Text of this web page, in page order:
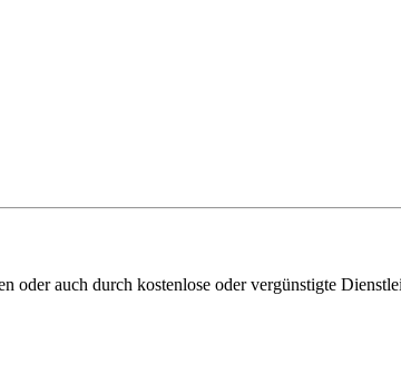
oder auch durch kostenlose oder vergünstigte